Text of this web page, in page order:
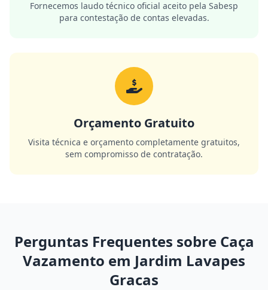
Fornecemos laudo técnico oficial aceito pela Sabesp
para contestação de contas elevadas.
Orçamento Gratuito
Visita técnica e orçamento completamente gratuitos,
sem compromisso de contratação.
Perguntas Frequentes sobre Caça
Vazamento em Jardim Lavapes
Gracas